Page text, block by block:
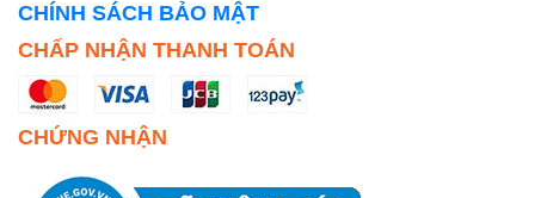
CHÍNH SÁCH BẢO MẬT
CHẤP NHẬN THANH TOÁN
CHỨNG NHẬN